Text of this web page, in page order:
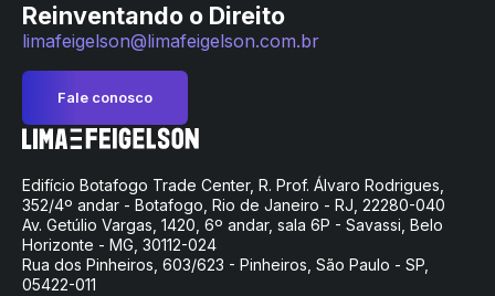
Reinventando o Direito
limafeigelson@limafeigelson.com.br
Fale conosco
Edifício Botafogo Trade Center, R. Prof. Álvaro Rodrigues,
352/4º andar - Botafogo, Rio de Janeiro - RJ, 22280-040
Av. Getúlio Vargas, 1420, 6º andar, sala 6P - Savassi, Belo
Horizonte - MG, 30112-024
Rua dos Pinheiros, 603/623 - Pinheiros, São Paulo - SP,
05422-011